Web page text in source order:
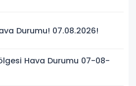
Durumu! 07.08.2026!
Hava Durumu 07-08-